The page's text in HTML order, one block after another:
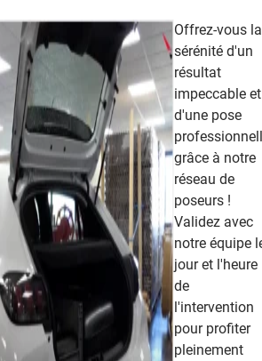
Offrez-vous la
sérénité d'un
résultat
impeccable et
d'une pose
grâce à notre
réseau de
poseurs !
Validez avec
notre équipe
jour et l'heure
de
l'intervention
pour profiter
pleinement